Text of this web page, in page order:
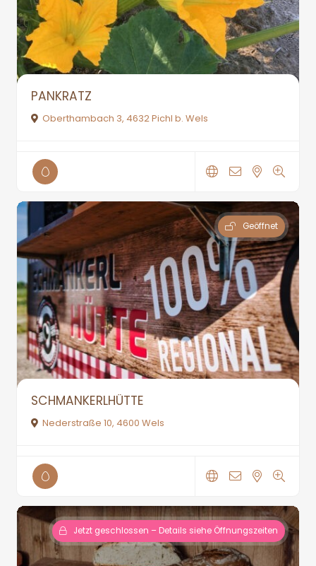
PANKRATZ
Oberthambach 3, 4632 Pichl b. Wels
Geöffnet
SCHMANKERLHÜTTE
Nederstraße 10, 4600 Wels
Jetzt geschlossen – Details siehe Öffnungszeiten